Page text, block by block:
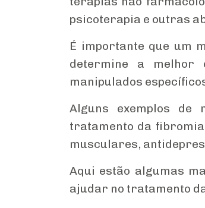
psicoterapia e outras
É importante que um
determine a melhor
manipulados
Alguns exemplos de
tratamento da
musculares,
Aqui estão algumas
ajudar no tratamento